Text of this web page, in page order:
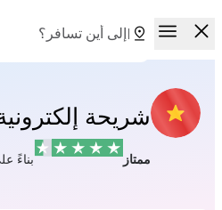
شريحة إلكترونية
بناءً على105,170